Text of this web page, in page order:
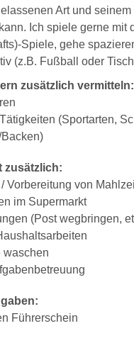
Art und seinem
Ich spiele gerne mit
Spiele, gehe
(z.B. Fußball oder
zusätzlich vermitteln:
(Sportarten,
zusätzlich:
Vorbereitung von
im Supermarkt
(Post wegbringen,
waschen
Führerschein